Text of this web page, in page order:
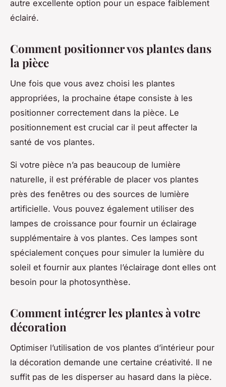
autre excellente option pour un espace faiblement
éclairé.
Comment positionner vos plantes dans
la pièce
Une fois que vous avez choisi les plantes
appropriées, la prochaine étape consiste à les
positionner correctement dans la pièce. Le
positionnement est crucial car il peut affecter la
santé de vos plantes.
Si votre pièce n’a pas beaucoup de lumière
naturelle, il est préférable de placer vos plantes
près des fenêtres ou des sources de lumière
artificielle. Vous pouvez également utiliser des
lampes de croissance pour fournir un éclairage
supplémentaire à vos plantes. Ces lampes sont
spécialement conçues pour simuler la lumière du
soleil et fournir aux plantes l’éclairage dont elles ont
besoin pour la photosynthèse.
Comment intégrer les plantes à votre
décoration
Optimiser l’utilisation de vos plantes d’intérieur pour
la décoration demande une certaine créativité. Il ne
suffit pas de les disperser au hasard dans la pièce.